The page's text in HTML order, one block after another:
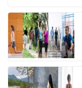
c
e
b
o
o
itt
er